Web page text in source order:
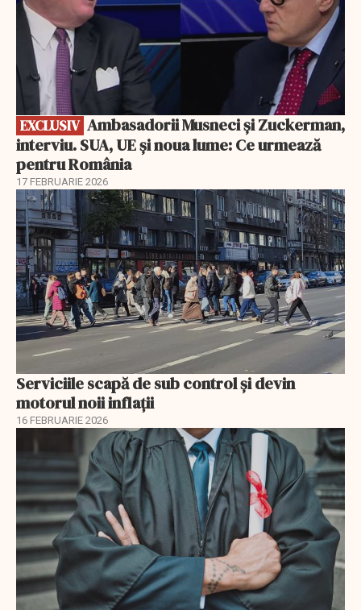
EXCLUSIV
interviu. SUA, UE și noua lume: Ce urmează
pentru România
17 FEBRUARIE 2026
Serviciile scapă de sub control și devin
motorul noii inflații
16 FEBRUARIE 2026